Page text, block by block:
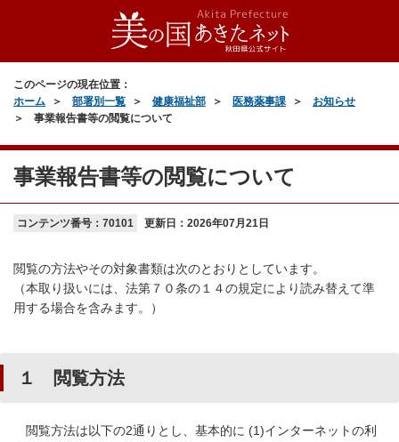
このページの現在位置：
ホーム
部署別一覧 健康福祉部 医務薬事課
お知らせ
事業報告書等の閲覧について
事業報告書等の閲覧について
コンテンツ番号：70101 更新日： 2026年07月21日
閲覧の方法やその対象書類は次のとおりとしています。
（本取り扱いには、法第７０条の１４の規定により読み替えて準
用する場合を含みます。）
１ 閲覧方法
閲覧方法は以下の2通りとし、基本的に (1)インターネットの利